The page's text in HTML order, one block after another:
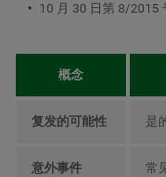
10 月 30 日第 8/2015
概念
复发的可能性 是
意外事件 常